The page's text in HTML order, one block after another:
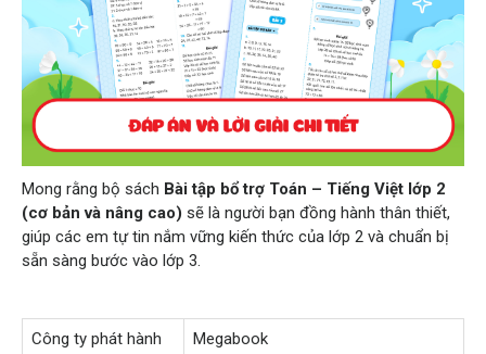
Mong rằng bộ sách Bài tập bổ trợ Toán – Tiếng Việt lớp 2
(cơ bản và nâng cao) sẽ là người bạn đồng hành thân thiết,
giúp các em tự tin nắm vững kiến thức của lớp 2 và chuẩn bị
sẵn sàng bước vào lớp 3.
Công ty phát hành Megabook